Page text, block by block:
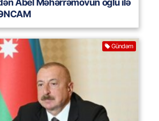
Abel Məhərrəmovun oğlu ilə
Gündəm